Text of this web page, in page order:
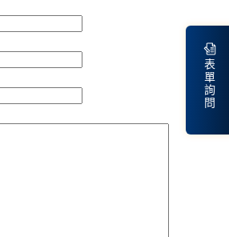
表
單
詢
問